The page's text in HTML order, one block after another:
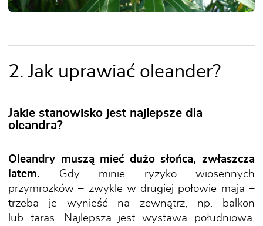
2. Jak uprawiać oleander?
Jakie stanowisko jest najlepsze dla
oleandra?
Oleandry muszą mieć dużo słońca, zwłaszcza
latem. Gdy minie ryzyko wiosennych
przymrozków – zwykle w drugiej połowie maja –
trzeba je wynieść na zewnątrz, np. balkon
lub taras. Najlepsza jest wystawa południowa,